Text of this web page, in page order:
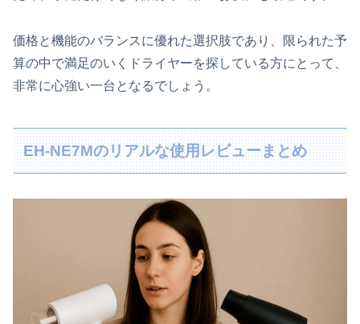
価格と機能のバランスに優れた選択肢であり、限られた予
算の中で満足のいくドライヤーを探している方にとって、
非常に心強い一台となるでしょう。
EH-NE7Mのリアルな使用レビューまとめ